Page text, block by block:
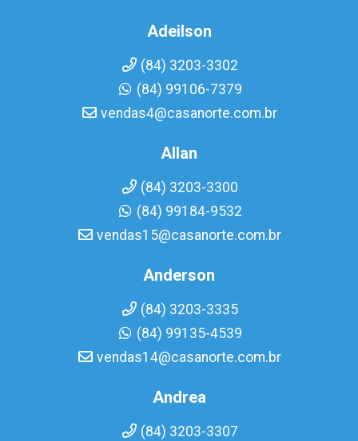
Adeilson
(84) 3203-3302
(84) 99106-7379
vendas4@casanorte.com.br
Allan
(84) 3203-3300
(84) 99184-9532
vendas15@casanorte.com.br
Anderson
(84) 3203-3335
(84) 99135-4539
vendas14@casanorte.com.br
Andrea
(84) 3203-3307